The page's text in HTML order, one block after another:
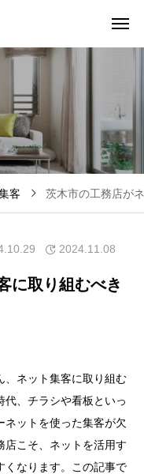
客 茨木市の工務店が
2024.11.08
に取り組むべき
、ネット集客に取り組む
代、チラシや看板といっ
ネットを使った集客が欠
店こそ、ネットを活用す
くなります。この記事で